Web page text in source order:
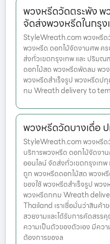
พวงหรีดวัดตระพัง พ
จัดส่งพวงหรีดในกรุ
StyleWreath.com พวงหรีด
พวงหรีด ดอกไม้จัดงานศพ ค
ส่งทั่วเขตกรุงเทพ และ ปริมณ
ดอกไม้สด พวงหรีดพัดลม พว
พวงหรีดสำเร็จรูป พวงหรีด
ทม Wreath delivery to
พวงหรีดวัดบางเดื่อ
StyleWreath.com พวงหรีด
บริการพวงหรีด ดอกไม้จัดงา
ออนไลน์ จัดส่งทั่วเขตกรุงเท
ถูก พวงหรีดดอกไม้สด พวงห
ของใช้ พวงหรีดสำเร็จรูป พ
พวงหรีดกทม Wreath
Thailand เราเชื่อมั่นว่าสินค้า
สวยงามและได้รับการคัดสร
ความเป็นตัวของตัวเอง มีคว
ต้องการของล